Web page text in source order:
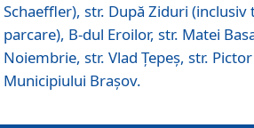
Schaeffler), str. După Ziduri
parcare), B-dul Eroilor, str. Matei
Noiembrie, str. Vlad Ţepeş, str.
Municipiului Braşov.